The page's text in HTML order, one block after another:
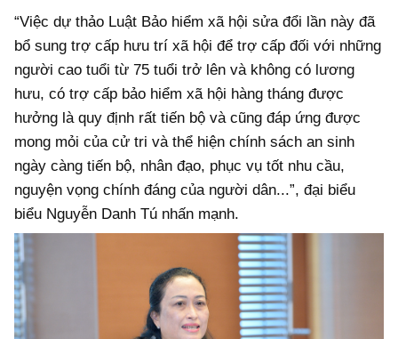
“Việc dự thảo Luật Bảo hiểm xã hội sửa đổi lần này đã
bổ sung trợ cấp hưu trí xã hội để trợ cấp đối với những
người cao tuổi từ 75 tuổi trở lên và không có lương
hưu, có trợ cấp bảo hiểm xã hội hàng tháng được
hưởng là quy định rất tiến bộ và cũng đáp ứng được
mong mỏi của cử tri và thể hiện chính sách an sinh
ngày càng tiến bộ, nhân đạo, phục vụ tốt nhu cầu,
nguyện vọng chính đáng của người dân...”, đại biểu
biểu Nguyễn Danh Tú nhấn mạnh.